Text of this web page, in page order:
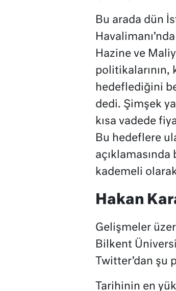
Bu arada dün
Hazine ve
politikalarının,
hedeflediğini
dedi. Şimşek
kısa vadede
Bu hedeflere
kademeli
Hakan
Gelişmeler
Bilkent
Twitter’dan şu
Tarihinin en